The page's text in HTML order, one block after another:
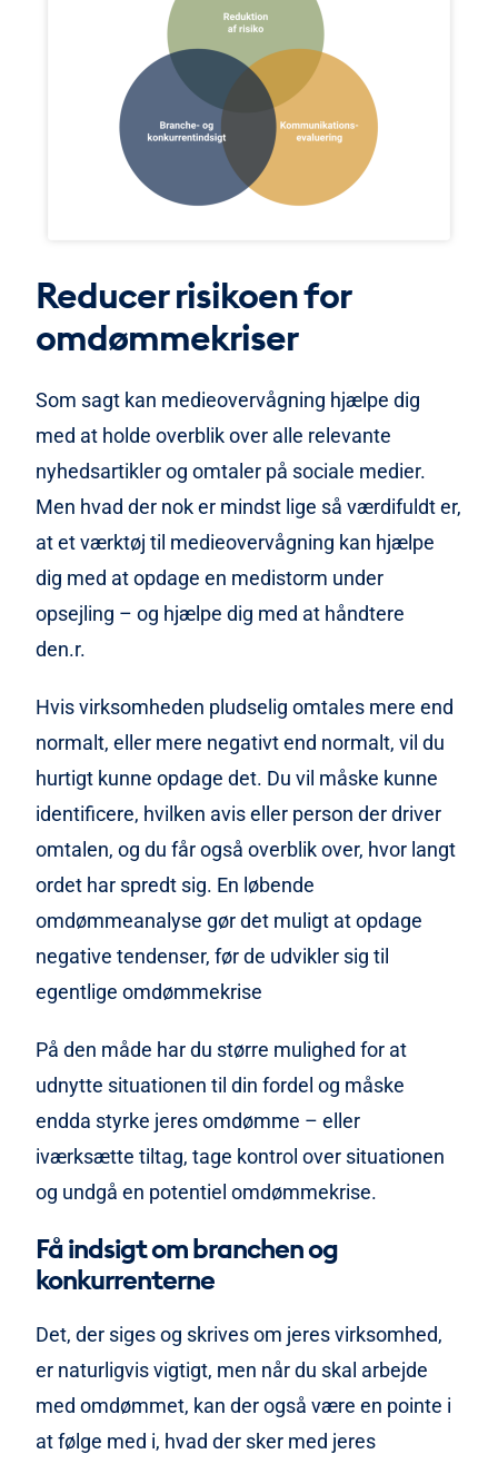
Reducer risikoen for
omdømmekriser
Som sagt kan medieovervågning hjælpe dig
med at holde overblik over alle relevante
nyhedsartikler og omtaler på sociale medier.
Men hvad der nok er mindst lige så værdifuldt er,
at et værktøj til medieovervågning kan hjælpe
dig med at opdage en medistorm under
opsejling – og hjælpe dig med at håndtere
den.r.
Hvis virksomheden pludselig omtales mere end
normalt, eller mere negativt end normalt, vil du
hurtigt kunne opdage det. Du vil måske kunne
identificere, hvilken avis eller person der driver
omtalen, og du får også overblik over, hvor langt
ordet har spredt sig. En løbende
omdømmeanalyse gør det muligt at opdage
negative tendenser, før de udvikler sig til
egentlige omdømmekrise
På den måde har du større mulighed for at
udnytte situationen til din fordel og måske
endda styrke jeres omdømme – eller
iværksætte tiltag, tage kontrol over situationen
og undgå en potentiel omdømmekrise.
Få indsigt om branchen og
konkurrenterne
Det, der siges og skrives om jeres virksomhed,
er naturligvis vigtigt, men når du skal arbejde
med omdømmet, kan der også være en pointe i
at følge med i, hvad der sker med jeres